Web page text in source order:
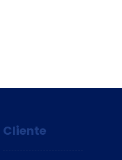
Cliente